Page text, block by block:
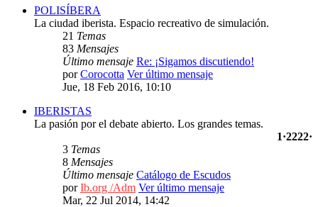
POLISÍBERA
La ciudad iberista. Espacio recreativo de simulación.
21 Temas
83 Mensajes
Último mensaje Re: ¡Sigamos discutiendo!
porCorocotta Ver último mensaje
Jue, 18 Feb 2016, 10:10
IBERISTAS
La pasión por el debate abierto. Los grandes temas.
1·2222·
3 Temas
8 Mensajes
Último mensaje Catálogo de Escudos
porIb.org /Adm Ver último mensaje
Mar, 22 Jul 2014, 14:42